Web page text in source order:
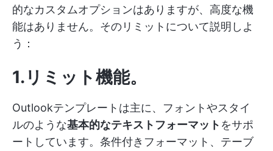
的なカスタムオプションはありますが、高度な機
能はありません。そのリミットについて説明しよ
う：
1.リミット機能。
Outlookテンプレートは主に、フォントやスタイ
ルのような基本的なテキストフォーマット をサポ
ートしています。条件付きフォーマット、テーブ